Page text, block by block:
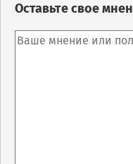
Оставьте свое